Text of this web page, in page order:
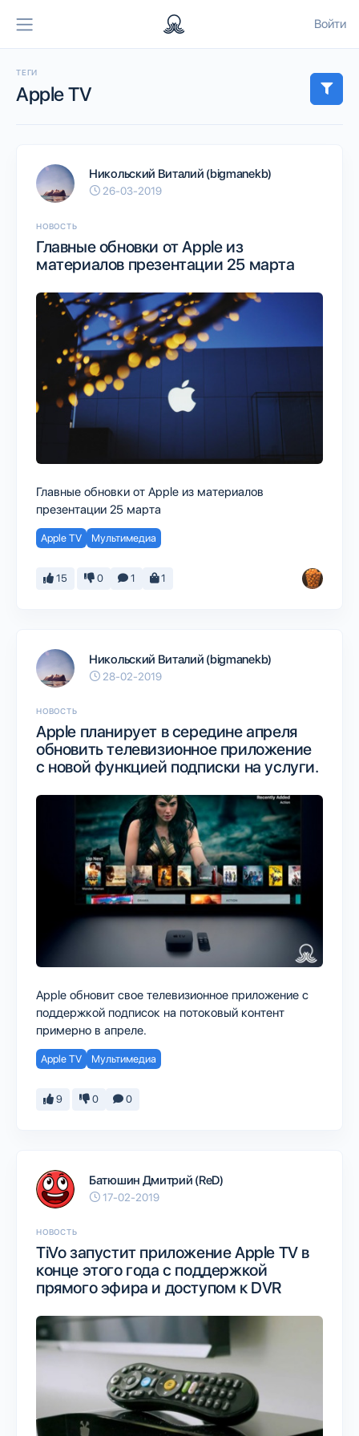
Войти
ТЕГИ
Apple TV
Никольский Виталий (bigmanekb)
26-03-2019
НОВОСТЬ
Главные обновки от Apple из
материалов презентации 25 марта
Главные обновки от Apple из материалов
презентации 25 марта
Apple TV Мультимедиа
15 0 1 1
Никольский Виталий (bigmanekb)
28-02-2019
НОВОСТЬ
Apple планирует в середине апреля
обновить телевизионное приложение
с новой функцией подписки на услуги.
Apple обновит свое телевизионное приложение с
поддержкой подписок на потоковый контент
примерно в апреле.
Apple TV Мультимедиа
9 0 0
Батюшин Дмитрий (ReD)
17-02-2019
НОВОСТЬ
TiVo запустит приложение Apple TV в
конце этого года с поддержкой
прямого эфира и доступом к DVR